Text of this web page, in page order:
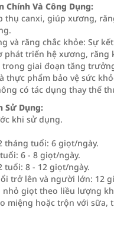
Chính Và Công Dụng:
thụ canxi, giúp xương,
và răng chắc khỏe: Sự
phát triển hệ xương, răng
giai đoạn tăng
thực phẩm bảo vệ sức
có tác dụng thay thế
Sử Dụng:
khi sử dụng.
tháng tuổi: 6 giọt/ngày.
6 - 8 giọt/ngày.
tuổi: 8 - 12 giọt/ngày.
trở lên và người lớn: 12
giọt theo liều lượng
miệng hoặc trộn với sữa,